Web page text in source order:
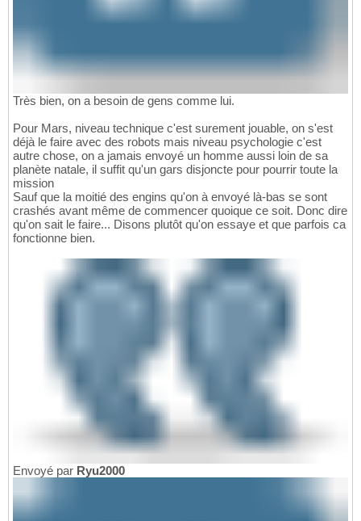
Très bien, on a besoin de gens comme lui.
Pour Mars, niveau technique c'est surement jouable, on s'est
déjà le faire avec des robots mais niveau psychologie c'est
autre chose, on a jamais envoyé un homme aussi loin de sa
planète natale, il suffit qu'un gars disjoncte pour pourrir toute la
mission
Sauf que la moitié des engins qu'on à envoyé là-bas se sont
crashés avant même de commencer quoique ce soit. Donc dire
qu'on sait le faire... Disons plutôt qu'on essaye et que parfois ca
fonctionne bien.
Envoyé par Ryu2000